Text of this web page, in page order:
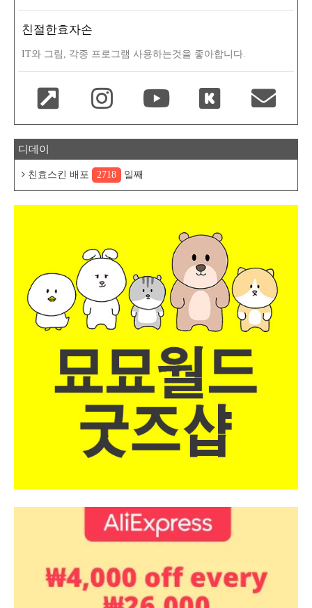
친절한효자손
IT와 그림, 각종 프로그램 사용하는것을 좋아합니다.
디데이
친효스킨 배포 2718 일째